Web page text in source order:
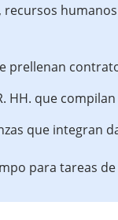
recursos
prellenan
HH. que
que integran
para tareas